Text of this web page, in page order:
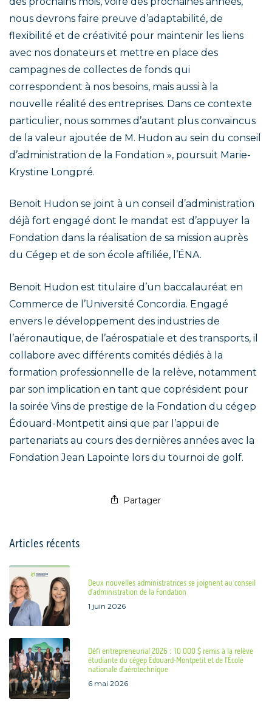
nous devrons faire preuve d’adaptabilité, de
flexibilité et de créativité pour maintenir les liens
avec nos donateurs et mettre en place des
campagnes de collectes de fonds qui
correspondent à nos besoins, mais aussi à la
nouvelle réalité des entreprises. Dans ce contexte
particulier, nous sommes d’autant plus convaincus
de la valeur ajoutée de M. Hudon au sein du conseil
d’administration de la Fondation », poursuit Marie-
Krystine Longpré.
Benoit Hudon se joint à un conseil d’administration
déjà fort engagé dont le mandat est d’appuyer la
Fondation dans la réalisation de sa mission auprès
du Cégep et de son école affiliée, l’ÉNA.
Benoit Hudon est titulaire d’un baccalauréat en
Commerce de l’Université Concordia. Engagé
envers le développement des industries de
l’aéronautique, de l’aérospatiale et des transports, il
collabore avec différents comités dédiés à la
formation professionnelle de la relève, notamment
par son implication en tant que coprésident pour
la soirée Vins de prestige de la Fondation du cégep
Édouard-Montpetit ainsi que par l’appui de
partenariats au cours des dernières années avec la
Fondation Jean Lapointe lors du tournoi de golf.
Partager
Articles récents
Deux nouvelles administratrices se joignent au conseil
d’administration de la Fondation
1 juin 2026
Défi entrepreneurial 2026 : 10 000 $ remis à la relève
étudiante du cégep Édouard-Montpetit et de l’École
nationale d’aérotechnique
6 mai 2026